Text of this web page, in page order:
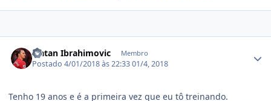
Zlatan Ibrahimovic Membro
Postado4/01/2018 às 22:3301/4, 2018
Tenho 19 anos e é a primeira vez que eu tô treinando.